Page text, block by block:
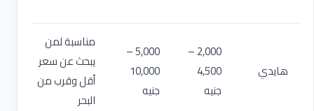
هايدي
2,000 –
4,500
جنيه
5,000 –
10,000
جنيه
مناسبة لمن
يبحث عن سعر
أقل وقرب من
البحر